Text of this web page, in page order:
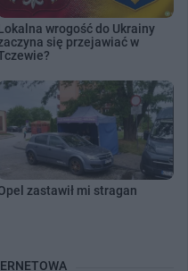
wrogość do Ukrainy
się przejawiać w
zastawił mi stragan